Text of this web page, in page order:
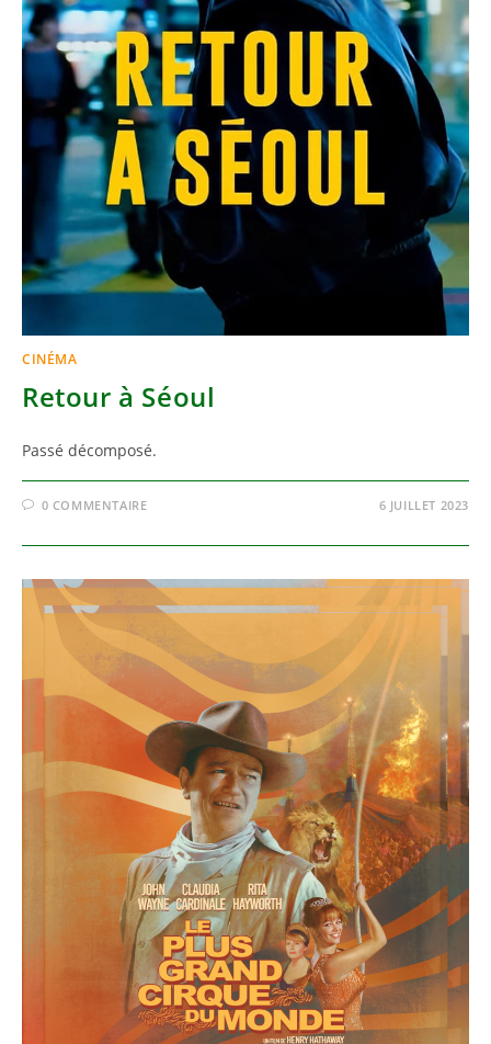
CINÉMA
Retour à Séoul
Passé décomposé.
0 COMMENTAIRE 6 JUILLET 2023